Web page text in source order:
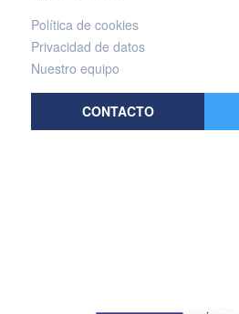
Política de cookies
Privacidad de datos
Nuestro equipo
CONTACTO